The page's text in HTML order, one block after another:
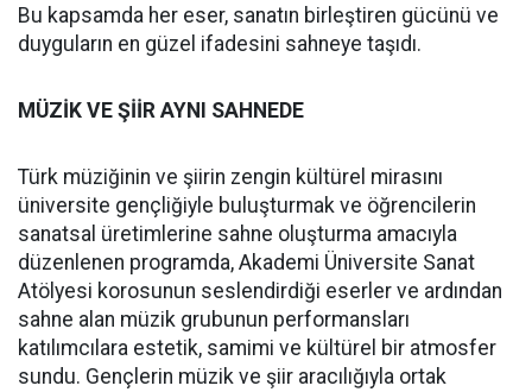
Bu kapsamda her eser, sanatın birleştiren gücünü ve
duyguların en güzel ifadesini sahneye taşıdı.
MÜZİK VE ŞİİR AYNI SAHNEDE
Türk müziğinin ve şiirin zengin kültürel mirasını
üniversite gençliğiyle buluşturmak ve öğrencilerin
sanatsal üretimlerine sahne oluşturma amacıyla
düzenlenen programda, Akademi Üniversite Sanat
Atölyesi korosunun seslendirdiği eserler ve ardından
sahne alan müzik grubunun performansları
katılımcılara estetik, samimi ve kültürel bir atmosfer
sundu. Gençlerin müzik ve şiir aracılığıyla ortak